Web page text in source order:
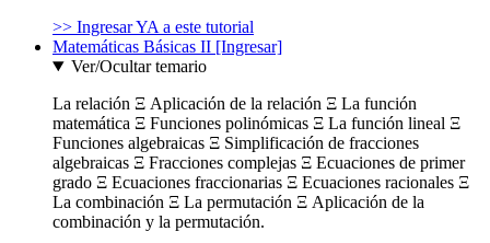
>> Ingresar YA a este tutorial
Matemáticas Básicas II [Ingresar]
Ver/Ocultar temario
La relación Ξ Aplicación de la relación Ξ La función
matemática Ξ Funciones polinómicas Ξ La función lineal Ξ
Funciones algebraicas Ξ Simplificación de fracciones
algebraicas Ξ Fracciones complejas Ξ Ecuaciones de primer
grado Ξ Ecuaciones fraccionarias Ξ Ecuaciones racionales Ξ
La combinación Ξ La permutación Ξ Aplicación de la
combinación y la permutación.